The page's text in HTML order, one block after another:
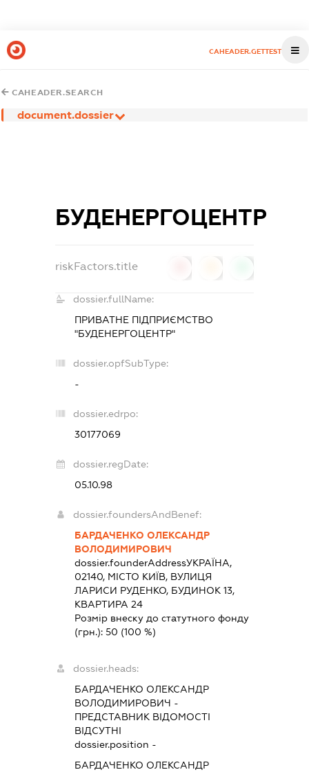
CAHEADER.GETTEST
CAHEADER.SEARCH
document.dossier
БУДЕНЕРГОЦЕНТР
riskFactors.title
dossier.fullName:
ПРИВАТНЕ ПІДПРИЄМСТВО
"БУДЕНЕРГОЦЕНТР"
dossier.opfSubType:
-
dossier.edrpo:
30177069
dossier.regDate:
05.10.98
dossier.foundersAndBenef:
БАРДАЧЕНКО ОЛЕКСАНДР
ВОЛОДИМИРОВИЧ
dossier.founderAddressУКРАЇНА,
02140, МІСТО КИЇВ, ВУЛИЦЯ
ЛАРИСИ РУДЕНКО, БУДИНОК 13,
КВАРТИРА 24
Розмір внеску до статутного фонду
(грн.): 50 (100 %)
dossier.heads:
БАРДАЧЕНКО ОЛЕКСАНДР
ВОЛОДИМИРОВИЧ -
ПРЕДСТАВНИКВІДОМОСТІ
ВІДСУТНІ
dossier.position -
БАРДАЧЕНКО ОЛЕКСАНДР